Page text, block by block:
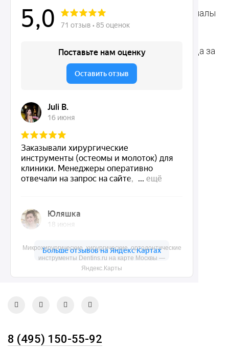
Микрохирургические, хирургические, ортодонтические
инструменты Dentins.ru на карте Москвы —
Яндекс.Карты
Ортодонтические
инструменты
Терапевтические
инструменты
Расходные материалы
Средства для ухода за
полостью рта
Dentins.ru
Акции
Доставка и контакты
Политика конфиденциальности
Карта сайта
Контакты
8 (495) 150-55-92